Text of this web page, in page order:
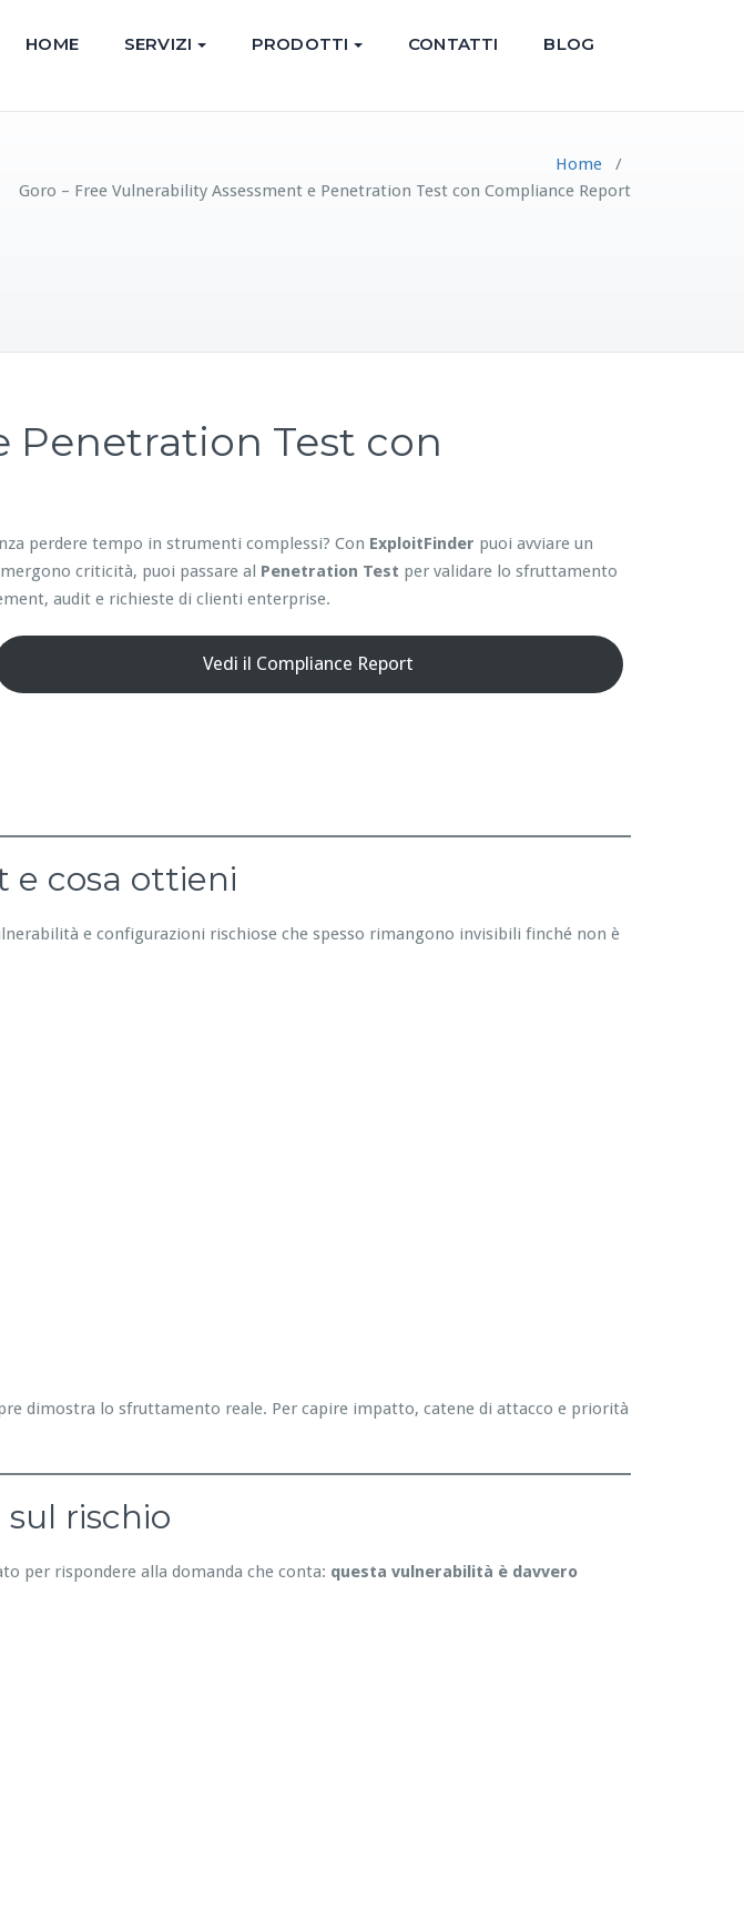
HOME SERVIZI PRODOTTI CONTATTI BLOG
Home /
Goro – Free Vulnerability Assessment e Penetration Test con Compliance Report
Penetration Test con
perdere tempo in strumenti complessi? Con ExploitFinder puoi avviare un
criticità, puoi passare al Penetration Test per validare lo sfruttamento
audit e richieste di clienti enterprise.
Vedi il Compliance Report
e cosa ottieni
e configurazioni rischiose che spesso rimangono invisibili finché non è
dimostra lo sfruttamento reale. Per capire impatto, catene di attacco e priorità
rischio
per rispondere alla domanda che conta: questa vulnerabilità è davvero